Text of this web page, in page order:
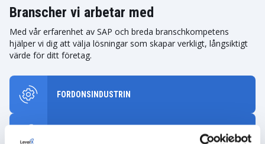
Branscher vi arbetar med
Med vår erfarenhet av SAP och breda branschkompetens
hjälper vi dig att välja lösningar som skapar verkligt, långsiktigt
värde för ditt företag.
FORDONSINDUSTRIN